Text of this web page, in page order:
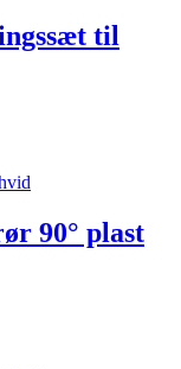
til
90° plast